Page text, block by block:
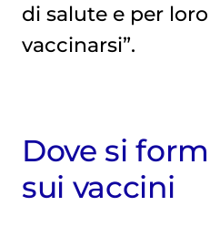
di salute e per
vaccinarsi”.
Dove si
sui vaccini